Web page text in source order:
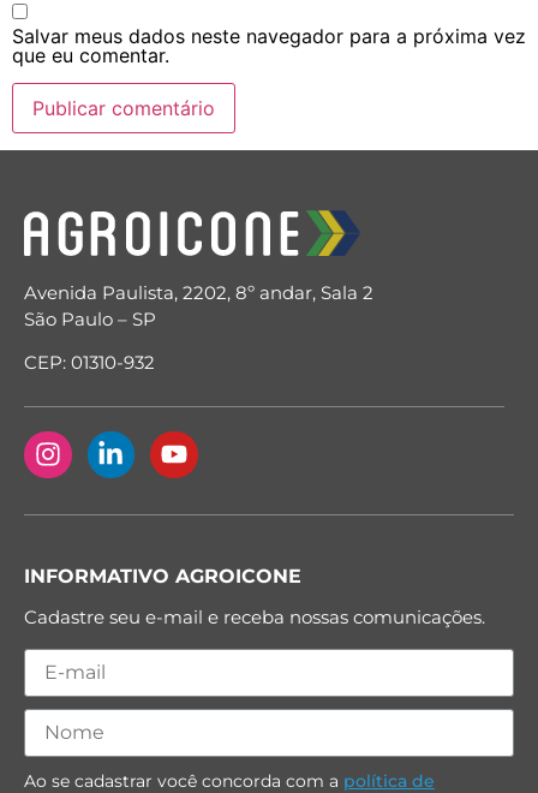
Salvar meus dados neste navegador para a próxima vez
que eu comentar.
Avenida Paulista, 2202, 8º andar, Sala 2
São Paulo – SP
CEP: 01310-932
INFORMATIVO AGROICONE
Cadastre seu e-mail e receba nossas comunicações.
Ao se cadastrar você concorda com a política de